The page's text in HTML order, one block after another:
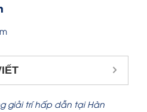
giải trí hấp dẫn tại Hàn